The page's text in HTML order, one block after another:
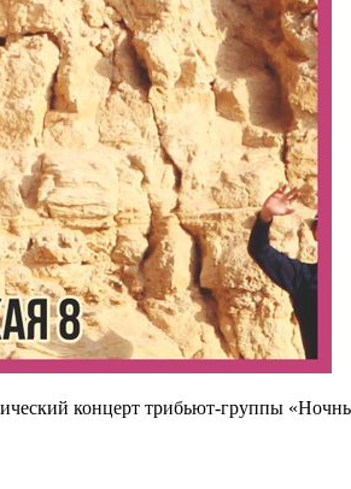
концерт трибьют-группы